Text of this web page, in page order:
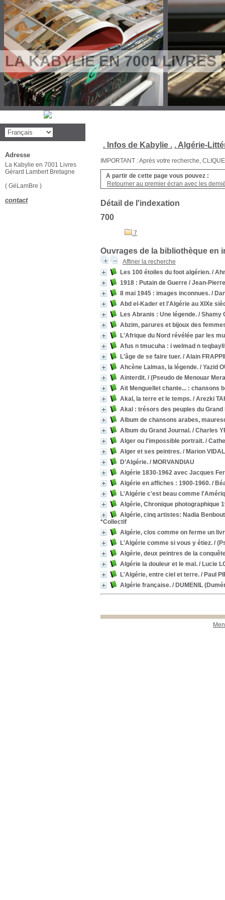
LA KABYLIE EN 7001 LIVRES
. Infos de Kabylie . . Algérie-
IMPORTANT : Après votre recherche,
A partir de cette page vous pouvez :
Retourner au premier écran avec les
Détail de l'indexation
700
7
Ouvrages de la bibliothèque en
Affiner la recherche
Les 100 étoiles du foot algérien. /
1918 : Putain de Guerre / Jean-
8 mai 1945 : images inconnues. /
Abd el-Kader et l'Algérie au XIXe
Les Abranis : Une légende. / Shamy
Abzim, parures et bijoux des
L'Afrique du Nord révélée par les
Afus n tmucuha : i welmad n
L'âge de se faire tuer. / Alain
Ahcène Lalmas, la légende. / Yazid
Aïnterdit. / (Pseudo de Menouar
Aït Menguellet chante... : chansons
Akal, la terre et le temps. / Arezki
Akal : trésors des peuples du Grand
Album de chansons arabes,
Album du Grand Journal. / Charles
Alger ou l'impossible portrait. /
Alger et ses peintres. / Marion
D’Algérie. / MORVANDIAU
Algérie 1830-1962 avec Jacques
Algérie en affiches : 1900-1960. /
L'Algérie c'est beau comme
Algérie, Chronique photographique
Algérie, cinq artistes: Nadia
*Collectif
Algérie, clos comme on ferme un
L'Algérie comme si vous y étiez. /
Algérie, deux peintres de la
Algérie la douleur et le mal. / Lucie
L'Algérie, entre ciel et terre. / Paul
Algérie française. / DUMENIL
Adresse
La Kabylie en 7001 Livres
Gérard Lambert Bretagne
( GéLamBre )
contact